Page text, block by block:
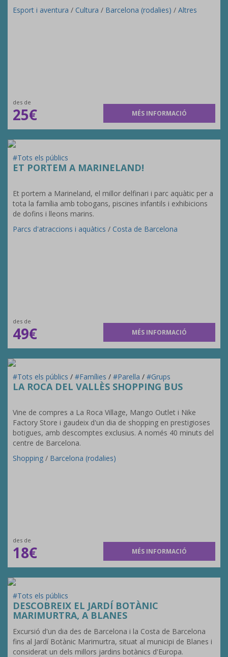
Esport i aventura / Cultura / Barcelona (rodalies) / Altres
des de
25€ MÉS INFORMACIÓ
#Tots els públics
ET PORTEM A MARINELAND!
Et portem a Marineland, el millor delfinari i parc aquàtic per a
tota la família amb tobogans, piscines infantils i exhibicions
de dofins i lleons marins.
Parcs d'atraccions i aquàtics / Costa de Barcelona
des de
49€ MÉS INFORMACIÓ
#Tots els públics / #Famílies / #Parella / #Grups
LA ROCA DEL VALLÈS SHOPPING BUS
Vine de compres a La Roca Village, Mango Outlet i Nike
Factory Store i gaudeix d'un dia de shopping en prestigioses
botigues, amb descomptes exclusius. A només 40 minuts del
centre de Barcelona.
Shopping / Barcelona (rodalies)
des de
18€ MÉS INFORMACIÓ
#Tots els públics
DESCOBREIX EL JARDÍ BOTÀNIC
MARIMURTRA, A BLANES
Excursió d'un dia des de Barcelona i la Costa de Barcelona
fins al Jardí Botànic Marimurtra, situat al municipi de Blanes i
considerat un dels millors jardins botànics d'Europa.